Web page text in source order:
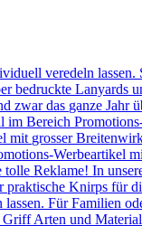
veredeln
bedruckte
das ganze
Bereich
grosser
Reklame! In
Knirps
Für Familien
Arten und